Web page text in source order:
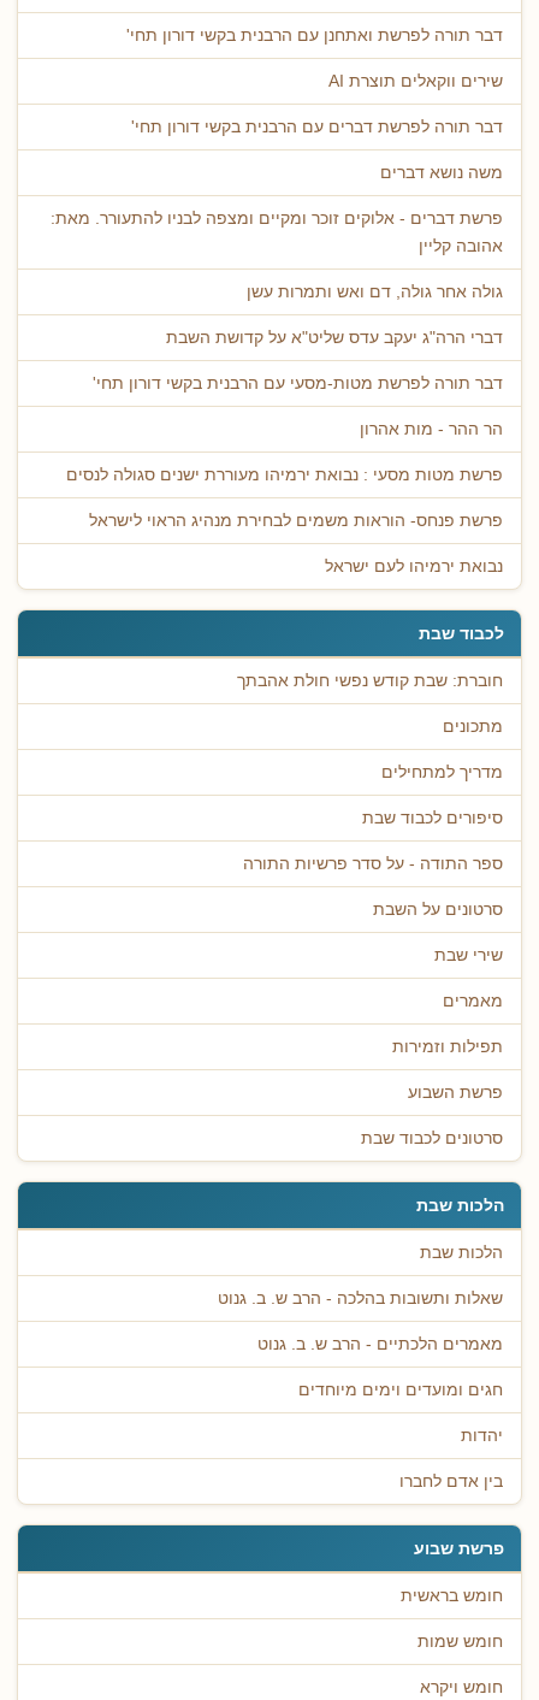
דבר תורה לפרשת ואתחנן עם הרבנית בקשי דורון תחי'
שירים ווקאלים תוצרת AI
דבר תורה לפרשת דברים עם הרבנית בקשי דורון תחי'
משה נושא דברים
פרשת דברים - אלוקים זוכר ומקיים ומצפה לבניו להתעורר. מאת:
אהובה קליין
גולה אחר גולה, דם ואש ותמרות עשן
דברי הרה"ג יעקב עדס שליט"א על קדושת השבת
דבר תורה לפרשת מטות-מסעי עם הרבנית בקשי דורון תחי'
הר ההר - מות אהרון
פרשת מטות מסעי : נבואת ירמיהו מעוררת ישנים סגולה לנסים
פרשת פנחס- הוראות משמים לבחירת מנהיג הראוי לישראל
נבואת ירמיהו לעם ישראל
לכבוד שבת
חוברת: שבת קודש נפשי חולת אהבתך
מתכונים
מדריך למתחילים
סיפורים לכבוד שבת
ספר התודה - על סדר פרשיות התורה
סרטונים על השבת
שירי שבת
מאמרים
תפילות וזמירות
פרשת השבוע
סרטונים לכבוד שבת
הלכות שבת
הלכות שבת
שאלות ותשובות בהלכה - הרב ש. ב. גנוט
מאמרים הלכתיים - הרב ש. ב. גנוט
חגים ומועדים וימים מיוחדים
יהדות
בין אדם לחברו
פרשת שבוע
חומש בראשית
חומש שמות
חומש ויקרא